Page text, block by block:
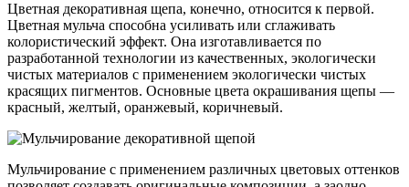
Цветная декоративная щепа, конечно, относится к первой.
Цветная мульча способна усиливать или сглаживать
колористический эффект. Она изготавливается по
разработанной технологии из качественных, экологически
чистых материалов с применением экологически чистых
красящих пигментов. Основные цвета окрашивания щепы —
красный, желтый, оранжевый, коричневый.
Мульчирование с применением различных цветовых оттенков